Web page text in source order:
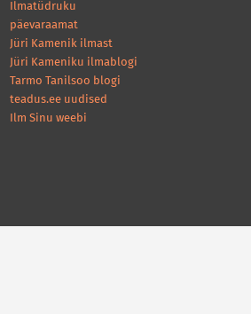
Ilmatüdruku
päevaraamat
Jüri Kamenik ilmast
Jüri Kameniku ilmablogi
Tarmo Tanilsoo blogi
teadus.ee uudised
Ilm Sinu weebi